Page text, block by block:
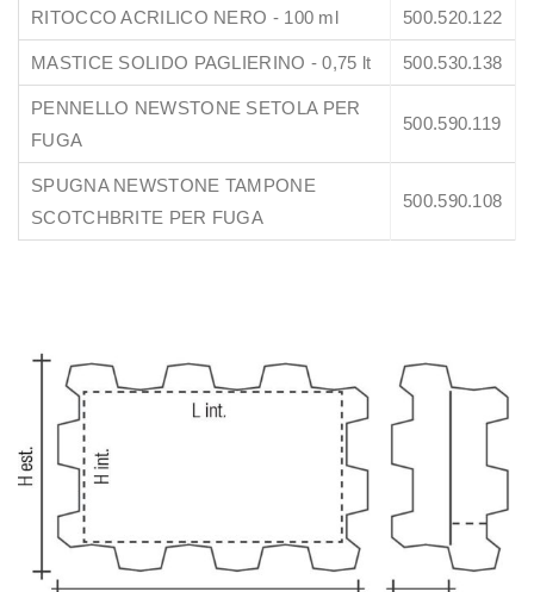
RITOCCO ACRILICO NERO - 100 ml 500.520.122
MASTICE SOLIDO PAGLIERINO - 0,75 lt 500.530.138
PENNELLO NEWSTONE SETOLA PER
FUGA
500.590.119
SPUGNA NEWSTONE TAMPONE
SCOTCHBRITE PER FUGA
500.590.108